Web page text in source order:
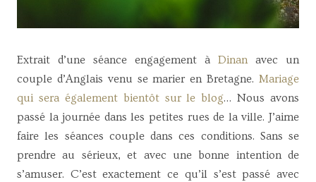
Extrait d’une séance engagement à Dinanavec un
couple d’Anglais venu se marier en Bretagne. Mariage
qui sera également bientôt sur le blog… Nous avons
passé la journée dans les petites rues de la ville. J’aime
faire les séances couple dans ces conditions. Sans se
prendre au sérieux, et avec une bonne intention de
s’amuser. C’est exactement ce qu’il s’est passé avec